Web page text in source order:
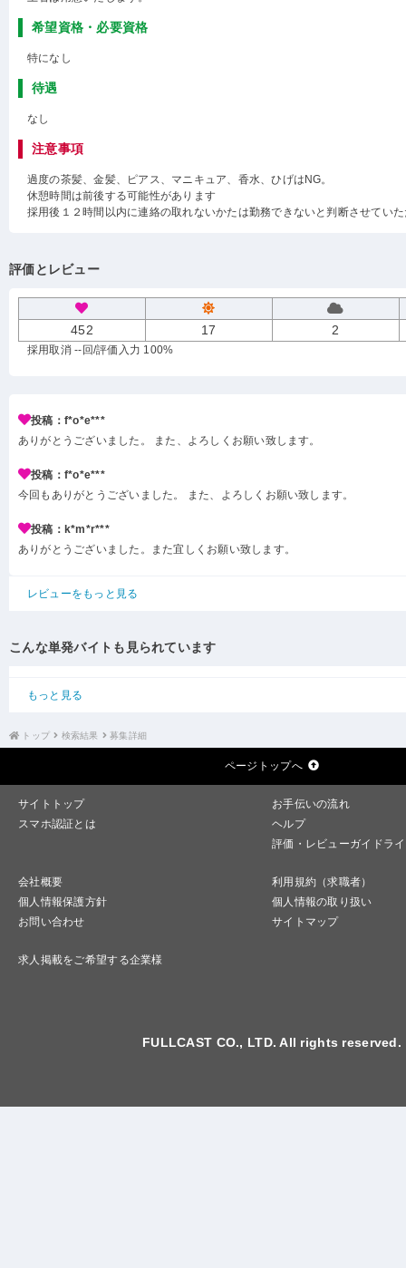
希望資格・必要資格
特になし
待遇
なし
注意事項
過度の茶髪、金髪、ピアス、マニキュア、香水、ひげはNG。
休憩時間は前後する可能性があります
採用後１２時間以内に連絡の取れないかたは勤務できないと判断させてい
評価とレビュー
452 17 2
採用取消 --回/評価入力 100%
投稿：f*o*e***
ありがとうございました。 また、よろしくお願い致します。
投稿：f*o*e***
今回もありがとうございました。 また、よろしくお願い致します。
投稿：k*m*r***
ありがとうございました。また宜しくお願い致します。
レビューをもっと見る
こんな単発バイトも見られています
もっと見る
トップ 検索結果 募集詳細
ページトップへ
サイトトップ
お手伝いの流れ
スマホ認証とは
ヘルプ
評価・レビューガイドラ
会社概要
利用規約（求職者）
個人情報保護方針
個人情報の取り扱い
お問い合わせ
サイトマップ
求人掲載をご希望する企業様
FULLCAST CO., LTD. All rights reserved.